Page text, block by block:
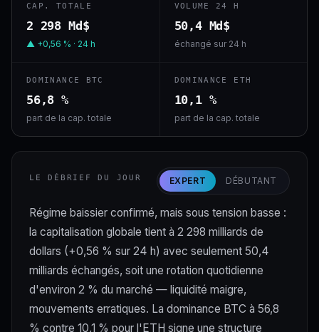
CAP. TOTALE
2 298 Md$
▲ +0,56 % · 24 h
VOLUME 24 H
50,4 Md$
échangé sur 24 h
DOMINANCE BTC
56,8 %
part de la cap. totale
DOMINANCE ETH
10,1 %
part de la cap. totale
LE DÉBRIEF DU JOUR EXPERT DÉBUTANT
Régime baissier confirmé, mais sous tension basse :
la capitalisation globale tient à 2 298 milliards de
dollars (+0,56 % sur 24 h) avec seulement 50,4
milliards échangés, soit une rotation quotidienne
d'environ 2 % du marché — liquidité maigre,
mouvements erratiques. La dominance BTC à 56,8
% contre 10,1 % pour l'ETH signe une structure